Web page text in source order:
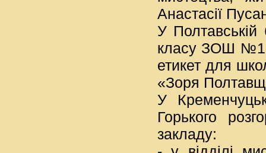
Анастасії
У Полтавській
класу ЗОШ №10
етикет для
«Зоря
У
Горького
закладу: